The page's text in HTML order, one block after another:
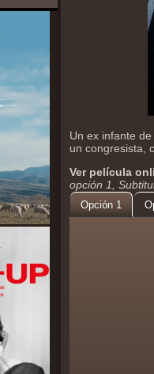
Un ex infante
un congresista,
Ver película
opción 1,
Opción 1